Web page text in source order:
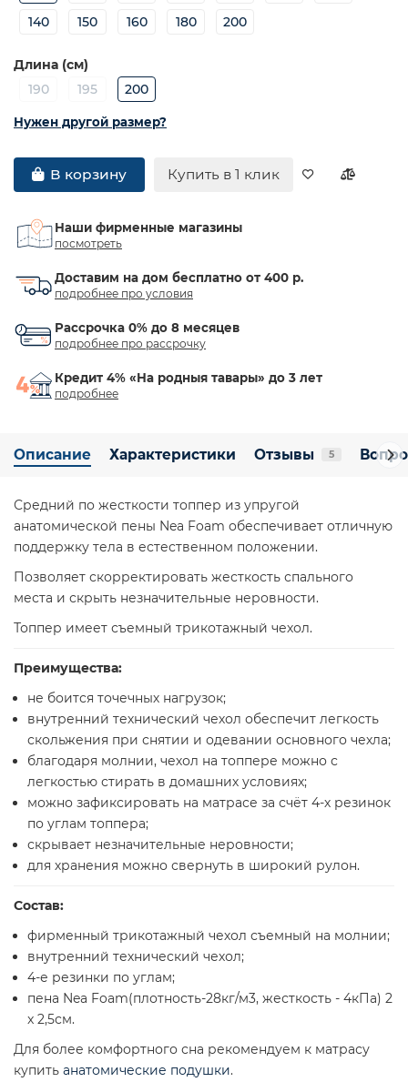
140
150 160 180 200
Длина (см)
190
195 200
Нужен другой размер?
В корзину Купить в 1 клик
Наши фирменные магазины
посмотреть
Доставим на дом бесплатно от 400 р.
подробнее про условия
Рассрочка 0% до 8 месяцев
подробнее про рассрочку
Кредит 4% «На родныя тавары» до 3 лет
подробнее
Описание Характеристики Отзывы 5
Средний по жесткости топпер из упругой
анатомической пены Nea Foam обеспечивает отличную
поддержку тела в естественном положении.
Позволяет скорректировать жесткость спального
места и скрыть незначительные неровности.
Топпер имеет съемный трикотажный чехол.
Преимущества:
не боится точечных нагрузок;
внутренний технический чехол обеспечит легкость
скольжения при снятии и одевании основного чехла;
благодаря молнии, чехол на топпере можно с
легкостью стирать в домашних условиях;
можно зафиксировать на матрасе за счёт 4-х резинок
по углам топпера;
скрывает незначительные неровности;
для хранения можно свернуть в широкий рулон.
Состав:
фирменный трикотажный чехол съемный на молнии;
внутренний технический чехол;
4-е резинки по углам;
пена Nea Foam(плотность-28кг/м3, жесткость - 4кПа) 2
x 2,5см.
Для более комфортного сна рекомендуем к матрасу
купить анатомические подушки.